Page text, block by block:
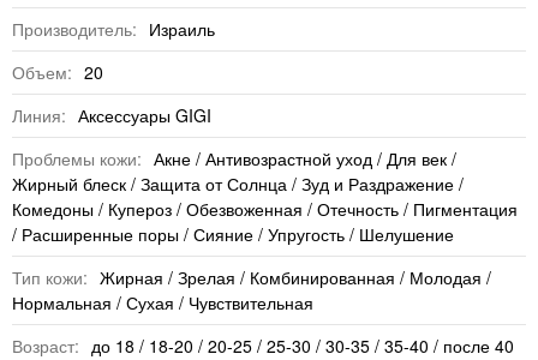
Производитель: Израиль
Объем: 20
Линия: Аксессуары GIGI
Проблемы кожи: Акне / Антивозрастной уход / Для век /
Жирный блеск / Защита от Солнца / Зуд и Раздражение /
Комедоны / Купероз / Обезвоженная / Отечность / Пигментация
/ Расширенные поры / Сияние / Упругость / Шелушение
Тип кожи: Жирная / Зрелая / Комбинированная / Молодая /
Нормальная / Сухая / Чувствительная
Возраст: до 18 / 18-20 / 20-25 / 25-30 / 30-35 / 35-40 / после 40